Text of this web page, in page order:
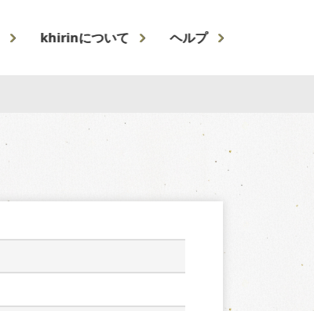
khirinについて ヘルプ